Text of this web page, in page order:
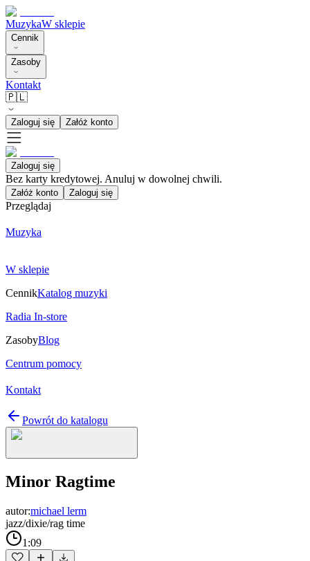
MuzykaW sklepie
Cennik
Zasoby
Kontakt
🇵🇱
Zaloguj się Załóż konto
Zaloguj się
Bez karty kredytowej. Anuluj w dowolnej chwili.
Załóż konto Zaloguj się
Przeglądaj
Muzyka
W sklepie
CennikKatalog muzyki
Radia In-store
ZasobyBlog
Centrum pomocy
Kontakt
Powrót do katalogu
Minor Ragtime
autor:michael lerm
jazz/dixie/rag time
1:09